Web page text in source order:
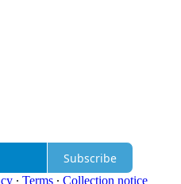
Subscribe
∙ Terms ∙ Collection notice